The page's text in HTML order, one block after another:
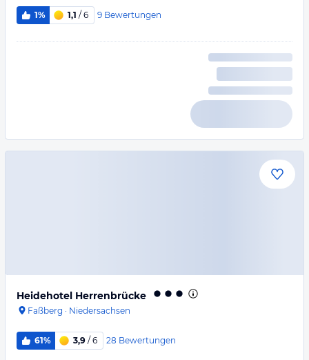
1% 1,1 / 6 9 Bewertungen
Heidehotel Herrenbrücke
Faßberg · Niedersachsen
61% 3,9 / 6 28 Bewertungen